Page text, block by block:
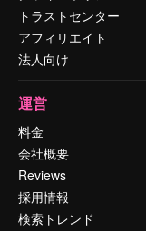
トラストセンター
アフィリエイト
法人向け
運営
料金
会社概要
Reviews
採用情報
検索トレンド